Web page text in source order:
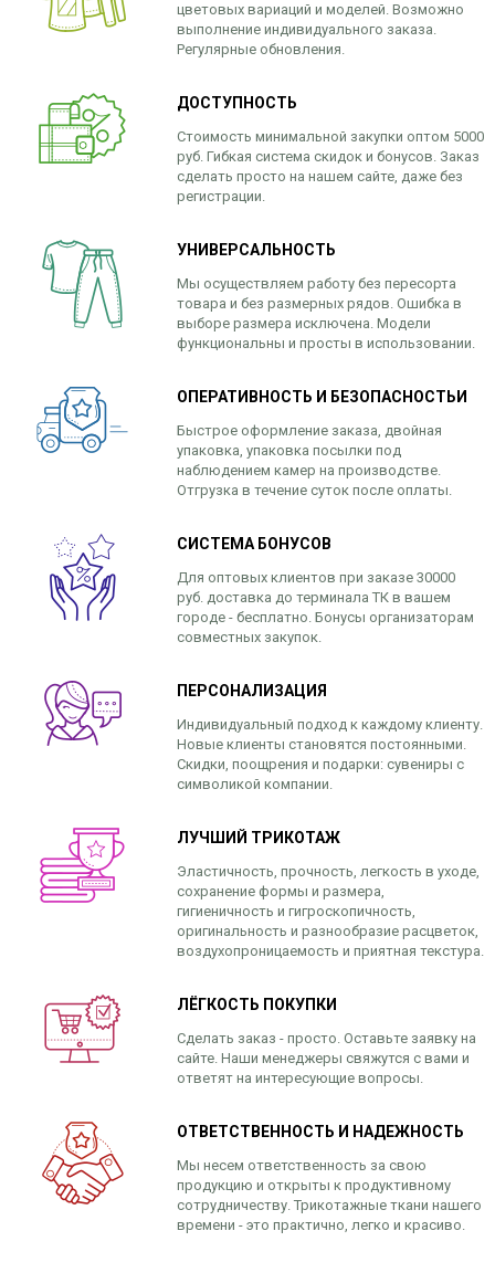
цветовых вариаций и моделей. Возможно
выполнение индивидуального заказа.
Регулярные обновления.
ДОСТУПНОСТЬ
Стоимость минимальной закупки оптом 5000
руб. Гибкая система скидок и бонусов. Заказ
сделать просто на нашем сайте, даже без
регистрации.
УНИВЕРСАЛЬНОСТЬ
Мы осуществляем работу без пересорта
товара и без размерных рядов. Ошибка в
выборе размера исключена. Модели
функциональны и просты в использовании.
ОПЕРАТИВНОСТЬ И БЕЗОПАСНОСТЬИ
Быстрое оформление заказа, двойная
упаковка, упаковка посылки под
наблюдением камер на производстве.
Отгрузка в течение суток после оплаты.
СИСТЕМА БОНУСОВ
Для оптовых клиентов при заказе 30000
руб. доставка до терминала ТК в вашем
городе - бесплатно. Бонусы организаторам
совместных закупок.
ПЕРСОНАЛИЗАЦИЯ
Индивидуальный подход к каждому клиенту.
Новые клиенты становятся постоянными.
Скидки, поощрения и подарки: сувениры с
символикой компании.
ЛУЧШИЙ ТРИКОТАЖ
Эластичность, прочность, легкость в уходе,
сохранение формы и размера,
гигиеничность и гигроскопичность,
оригинальность и разнообразие расцветок,
воздухопроницаемость и приятная текстура.
ЛЁГКОСТЬ ПОКУПКИ
Сделать заказ - просто. Оставьте заявку на
сайте. Наши менеджеры свяжутся с вами и
ответят на интересующие вопросы.
ОТВЕТСТВЕННОСТЬ И НАДЕЖНОСТЬ
Мы несем ответственность за свою
продукцию и открыты к продуктивному
сотрудничеству. Трикотажные ткани нашего
времени - это практично, легко и красиво.